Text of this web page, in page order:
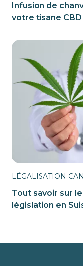
Infusion de
votre tisane CBD
LÉGALISATION
Tout savoir sur
législation en